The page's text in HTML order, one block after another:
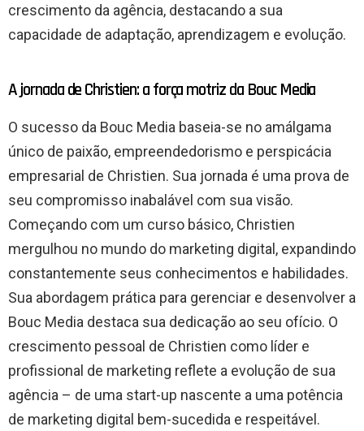
crescimento da agência, destacando a sua
capacidade de adaptação, aprendizagem e evolução.
A jornada de Christien: a força motriz da Bouc Media
O sucesso da Bouc Media baseia-se no amálgama
único de paixão, empreendedorismo e perspicácia
empresarial de Christien. Sua jornada é uma prova de
seu compromisso inabalável com sua visão.
Começando com um curso básico, Christien
mergulhou no mundo do marketing digital, expandindo
constantemente seus conhecimentos e habilidades.
Sua abordagem prática para gerenciar e desenvolver a
Bouc Media destaca sua dedicação ao seu ofício. O
crescimento pessoal de Christien como líder e
profissional de marketing reflete a evolução de sua
agência – de uma start-up nascente a uma potência
de marketing digital bem-sucedida e respeitável.